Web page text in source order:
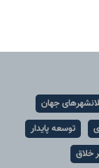
جهان
توسعه پایدار
خلاق